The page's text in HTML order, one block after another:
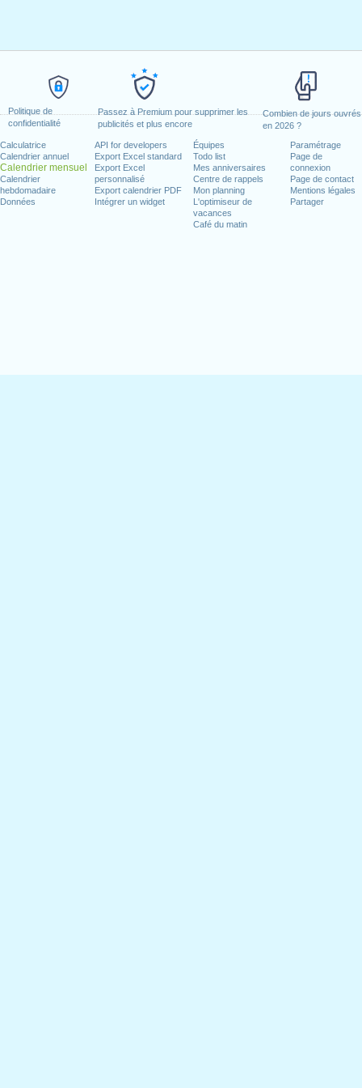
Politique de
confidentialité
Passez à Premium pour supprimer les
publicités et plus encore
Combien de jours ouvrés
en 2026 ?
Calculatrice
Calendrier annuel
Calendrier mensuel
Calendrier
hebdomadaire
Données
API for developers
Export Excel standard
Export Excel
personnalisé
Export calendrier PDF
Intégrer un widget
Équipes
Todo list
Mes anniversaires
Centre de rappels
Mon planning
L'optimiseur de
vacances
Café du matin
Paramétrage
Page de
connexion
Page de contact
Mentions légales
Partager